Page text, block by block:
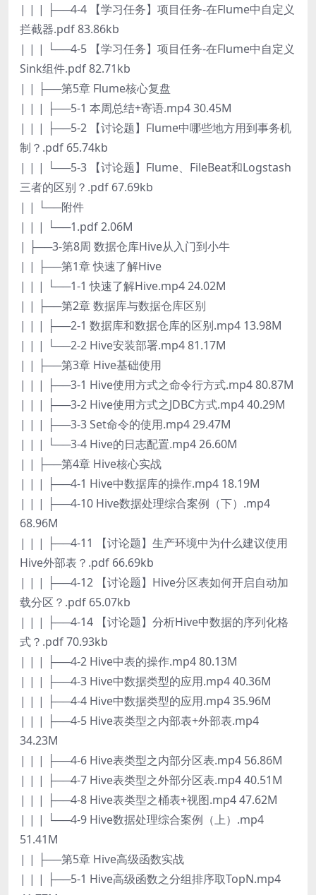
| | | ├──4-4 【学习任务】项目任务-在Flume中自定义
拦截器.pdf 83.86kb
| | | └──4-5 【学习任务】项目任务-在Flume中自定义
Sink组件.pdf 82.71kb
| | ├──第5章 Flume核心复盘
| | | ├──5-1 本周总结+寄语.mp4 30.45M
| | | ├──5-2 【讨论题】Flume中哪些地方用到事务机
制？.pdf 65.74kb
| | | └──5-3 【讨论题】Flume、FileBeat和Logstash
三者的区别？.pdf 67.69kb
| | └──附件
| | | └──1.pdf 2.06M
| ├──3-第8周 数据仓库Hive从入门到小牛
| | ├──第1章 快速了解Hive
| | | └──1-1 快速了解Hive.mp4 24.02M
| | ├──第2章 数据库与数据仓库区别
| | | ├──2-1 数据库和数据仓库的区别.mp4 13.98M
| | | └──2-2 Hive安装部署.mp4 81.17M
| | ├──第3章 Hive基础使用
| | | ├──3-1 Hive使用方式之命令行方式.mp4 80.87M
| | | ├──3-2 Hive使用方式之JDBC方式.mp4 40.29M
| | | ├──3-3 Set命令的使用.mp4 29.47M
| | | └──3-4 Hive的日志配置.mp4 26.60M
| | ├──第4章 Hive核心实战
| | | ├──4-1 Hive中数据库的操作.mp4 18.19M
| | | ├──4-10 Hive数据处理综合案例（下）.mp4
68.96M
| | | ├──4-11 【讨论题】生产环境中为什么建议使用
Hive外部表？.pdf 66.69kb
| | | ├──4-12 【讨论题】Hive分区表如何开启自动加
载分区？.pdf 65.07kb
| | | ├──4-14 【讨论题】分析Hive中数据的序列化格
式？.pdf 70.93kb
| | | ├──4-2 Hive中表的操作.mp4 80.13M
| | | ├──4-3 Hive中数据类型的应用.mp4 40.36M
| | | ├──4-4 Hive中数据类型的应用.mp4 35.96M
| | | ├──4-5 Hive表类型之内部表+外部表.mp4
34.23M
| | | ├──4-6 Hive表类型之内部分区表.mp4 56.86M
| | | ├──4-7 Hive表类型之外部分区表.mp4 40.51M
| | | ├──4-8 Hive表类型之桶表+视图.mp4 47.62M
| | | └──4-9 Hive数据处理综合案例（上）.mp4
51.41M
| | ├──第5章 Hive高级函数实战
| | | ├──5-1 Hive高级函数之分组排序取TopN.mp4